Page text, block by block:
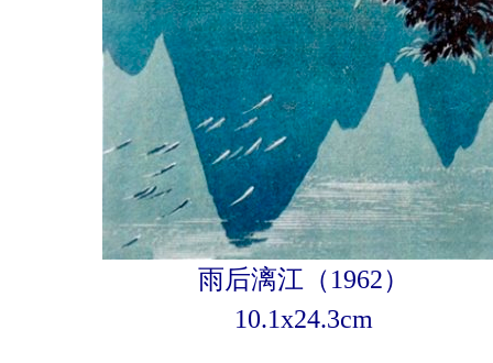
雨后漓江（1962）
10.1x24.3cm